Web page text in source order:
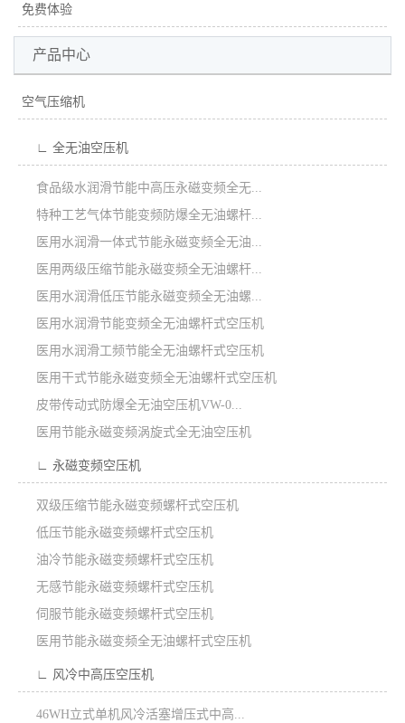
免费体验
产品中心
空气压缩机
∟ 全无油空压机
食品级水润滑节能中高压永磁变频全无...
特种工艺气体节能变频防爆全无油螺杆...
医用水润滑一体式节能永磁变频全无油...
医用两级压缩节能永磁变频全无油螺杆...
医用水润滑低压节能永磁变频全无油螺...
医用水润滑节能变频全无油螺杆式空压机
医用水润滑工频节能全无油螺杆式空压机
医用干式节能永磁变频全无油螺杆式空压机
皮带传动式防爆全无油空压机VW-0...
医用节能永磁变频涡旋式全无油空压机
∟ 永磁变频空压机
双级压缩节能永磁变频螺杆式空压机
低压节能永磁变频螺杆式空压机
油冷节能永磁变频螺杆式空压机
无感节能永磁变频螺杆式空压机
伺服节能永磁变频螺杆式空压机
医用节能永磁变频全无油螺杆式空压机
∟ 风冷中高压空压机
46WH立式单机风冷活塞增压式中高...